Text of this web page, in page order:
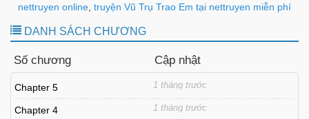
nettruyen online, truyện Vũ Trụ Trao Em tại nettruyen miễn phí
DANH SÁCH CHƯƠNG
Số chương Cập nhật
Chapter 5 1 tháng trước
Chapter 4 1 tháng trước